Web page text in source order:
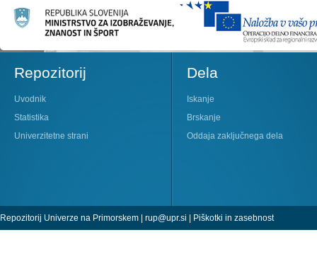
Repozitorij
Uvodnik
Statistika
Univerzitetne strani
Dela
Iskanje
Brskanje
Oddaja zaključnega dela
Repozitorij Univerze na Primorskem | rup@upr.si | Piškotki in zasebnost